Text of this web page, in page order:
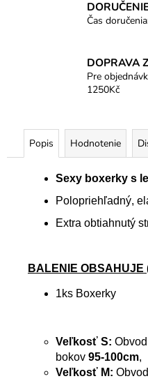
Čas
DOPRAVA
Pre
1250Kč
Popis Hodnotenie
Sexy boxerky s
Polopriehľadný,
Extra obtiahnutý
BALENIE OBSAHUJE
1ks Boxerky
Veľkosť S:
bokov 95-100cm,
Veľkosť M: